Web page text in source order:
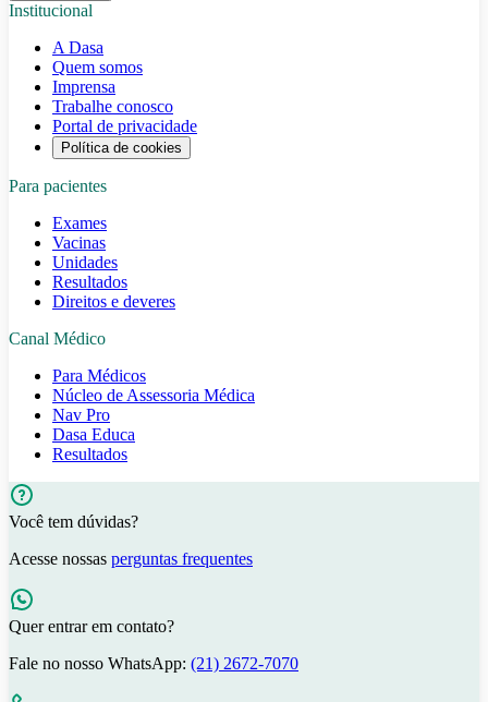
Institucional
A Dasa
Quem somos
Imprensa
Trabalhe conosco
Portal de privacidade
Política de cookies
Para pacientes
Exames
Vacinas
Unidades
Resultados
Direitos e deveres
Canal Médico
Para Médicos
Núcleo de Assessoria Médica
Nav Pro
Dasa Educa
Resultados
Você tem dúvidas?
Acesse nossas perguntas frequentes
Quer entrar em contato?
Fale no nosso WhatsApp: (21) 2672-7070